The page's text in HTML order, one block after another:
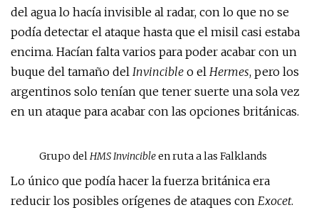
del agua lo hacía invisible al radar, con lo que no se
podía detectar el ataque hasta que el misil casi estaba
encima. Hacían falta varios para poder acabar con un
buque del tamaño del Invincible o el Hermes, pero los
argentinos solo tenían que tener suerte una sola vez
en un ataque para acabar con las opciones británicas.
Grupo delHMS Invincibleen ruta a las Falklands
Lo único que podía hacer la fuerza británica era
reducir los posibles orígenes de ataques con Exocet.